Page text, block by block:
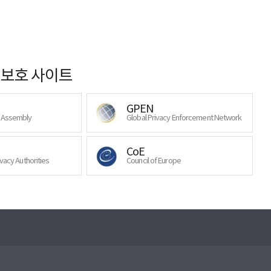
호 사이트
GPEN
Global Privacy Enforcement Network
Authorities
CoE
Council of Europe